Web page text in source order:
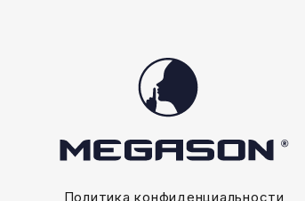
Политика конфиденциальности